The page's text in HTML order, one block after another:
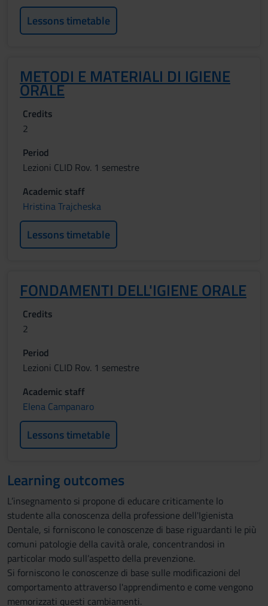
Lessons timetable
METODI E MATERIALI DI IGIENE
ORALE
Credits
2
Period
Lezioni CLID Rov. 1 semestre
Academic staff
Hristina Trajcheska
Lessons timetable
FONDAMENTI DELL'IGIENE ORALE
Credits
2
Period
Lezioni CLID Rov. 1 semestre
Academic staff
Elena Campanaro
Lessons timetable
Learning outcomes
L’insegnamento si propone di educare criticamente lo
studente alla conoscenza della professione dell'Igienista
Dentale, si forniscono le conoscenze di base riguardanti le più
comuni patologie della cavità orale, concentrandosi in
particolar modo sull’aspetto della prevenzione.
Si forniscono le conoscenze di base sulle modificazioni del
comportamento attraverso l'apprendimento e come vengono
memorizzati questi cambiamenti.